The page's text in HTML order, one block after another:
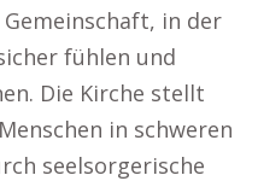
in der
fühlen und
Die Kirche stellt
in schweren
seelsorgerische